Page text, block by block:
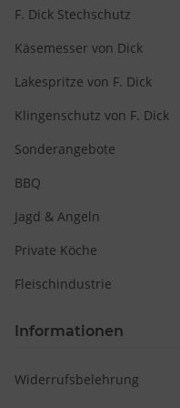
F. Dick Stechschutz
Käsemesser von Dick
Lakespritze von F. Dick
Klingenschutz von F. Dick
Sonderangebote
BBQ
Jagd & Angeln
Private Köche
Fleischindustrie
Informationen
Widerrufsbelehrung